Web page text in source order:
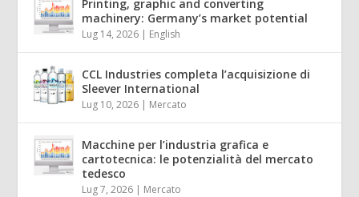
Printing, graphic and converting
machinery: Germany’s market potential
Lug 14, 2026 | English
CCL Industries completa l’acquisizione di
Sleever International
Lug 10, 2026 | Mercato
Macchine per l’industria grafica e
cartotecnica: le potenzialità del mercato
tedesco
Lug 7, 2026 | Mercato